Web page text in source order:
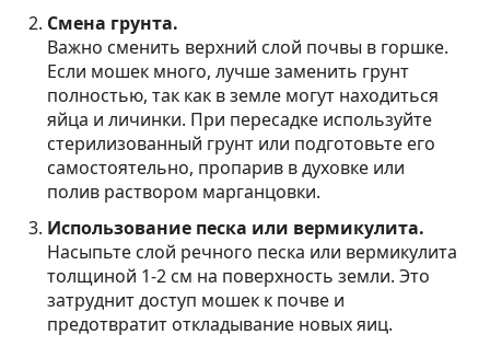
Смена грунта.
Важно сменить верхний слой почвы в горшке.
Если мошек много, лучше заменить грунт
полностью, так как в земле могут находиться
яйца и личинки. При пересадке используйте
стерилизованный грунт или подготовьте его
самостоятельно, пропарив в духовке или
полив раствором марганцовки.
Использование песка или вермикулита.
Насыпьте слой речного песка или вермикулита
толщиной 1-2 см на поверхность земли. Это
затруднит доступ мошек к почве и
предотвратит откладывание новых яиц.